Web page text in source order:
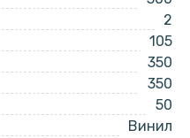
2
105
350
350
50
Винил